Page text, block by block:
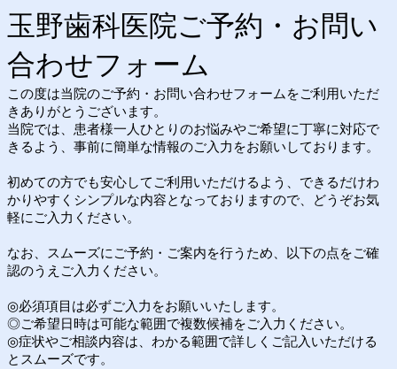
玉野歯科医院ご予約・お問い
合わせフォーム
この度は当院のご予約・お問い合わせフォームをご利用いただ
きありがとうございます。
当院では、患者様一人ひとりのお悩みやご希望に丁寧に対応で
きるよう、事前に簡単な情報のご入力をお願いしております。
初めての方でも安心してご利用いただけるよう、できるだけわ
かりやすくシンプルな内容となっておりますので、どうぞお気
軽にご入力ください。
なお、スムーズにご予約・ご案内を行うため、以下の点をご確
認のうえご入力ください。
◎必須項目は必ずご入力をお願いいたします。
◎ご希望日時は可能な範囲で複数候補をご入力ください。
◎症状やご相談内容は、わかる範囲で詳しくご記入いただける
とスムーズです。